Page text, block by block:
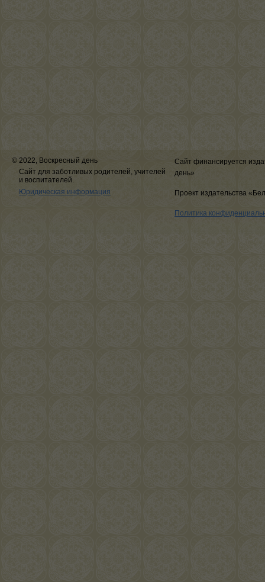
© 2022, Воскресный день
Сайт для заботливых родителей, учителей
и воспитателей.
Юридическая информация
Сайт финансируется
день»
Проект издательства
Политика